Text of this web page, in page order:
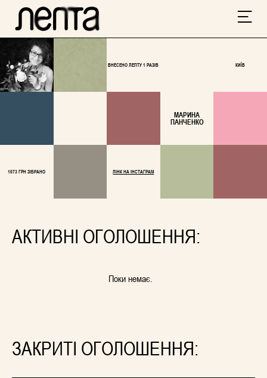
ВНЕСЕНО ЛЕПТУ 1 РАЗІВ КИЇВ
МАРИНА
ПАНЧЕНКО
1073 ГРН ЗІБРАНО ЛІНК НА ІНСТАГРАМ
АКТИВНІ ОГОЛОШЕННЯ:
Поки немає.
ЗАКРИТІ ОГОЛОШЕННЯ: